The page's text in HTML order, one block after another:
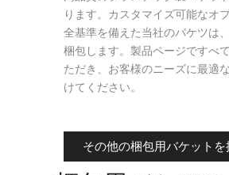
ります。カスタマイズ可能なオ
全基準を備えた当社のバケツは
梱包します。製品ページですべ
ただき、お客様のニーズに最適
けてください。
その他の梱包用バケットを